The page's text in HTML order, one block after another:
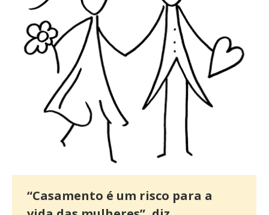
“Casamento é um risco para a